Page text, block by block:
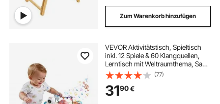
Zum Warenkorb hinzufügen
VEVOR Aktivitätstisch, Spieltisch
inkl. 12 Spiele & 60 Klangquellen,
Lerntisch mit Weltraumthema, Sanft
Leuchtendem Sternenprojektor,
Interaktiver Kindertisch,
Entdeckertisch für Kinder 6-18
Monate
(77)
3190€